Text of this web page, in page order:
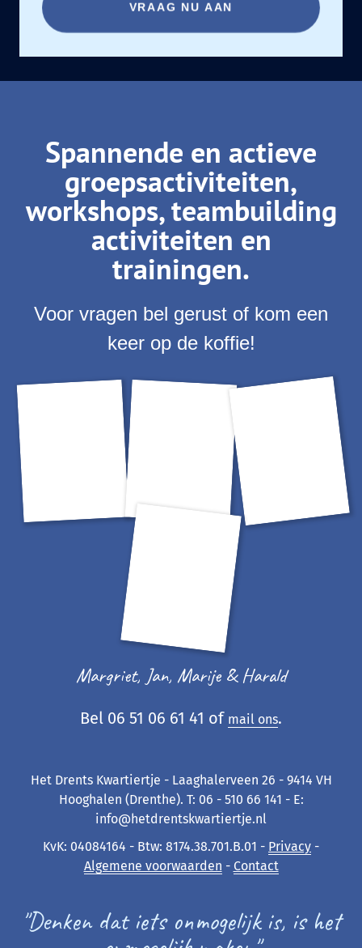
VRAAG NU AAN
Spannende en actieve
groepsactiviteiten,
workshops, teambuilding
activiteiten en
trainingen.
Voor vragen bel gerust of kom een
keer op de koffie!
Margriet, Jan, Marije & Harald
Bel 06 51 06 61 41 of mail ons.
Het Drents Kwartiertje - Laaghalerveen 26 - 9414 VH
Hooghalen (Drenthe). T: 06 - 510 66 141 - E:
info@hetdrentskwartiertje.nl
KvK: 04084164 - Btw: 8174.38.701.B.01 - Privacy -
Algemene voorwaarden - Contact
"Denken dat iets onmogelijk is, is het